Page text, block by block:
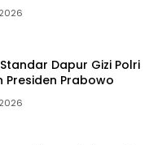
Dapur Gizi Polri
Presiden Prabowo